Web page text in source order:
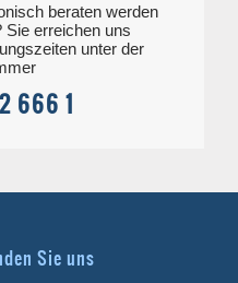
beraten werden
Sie erreichen uns
unter der
666 1
Sie uns